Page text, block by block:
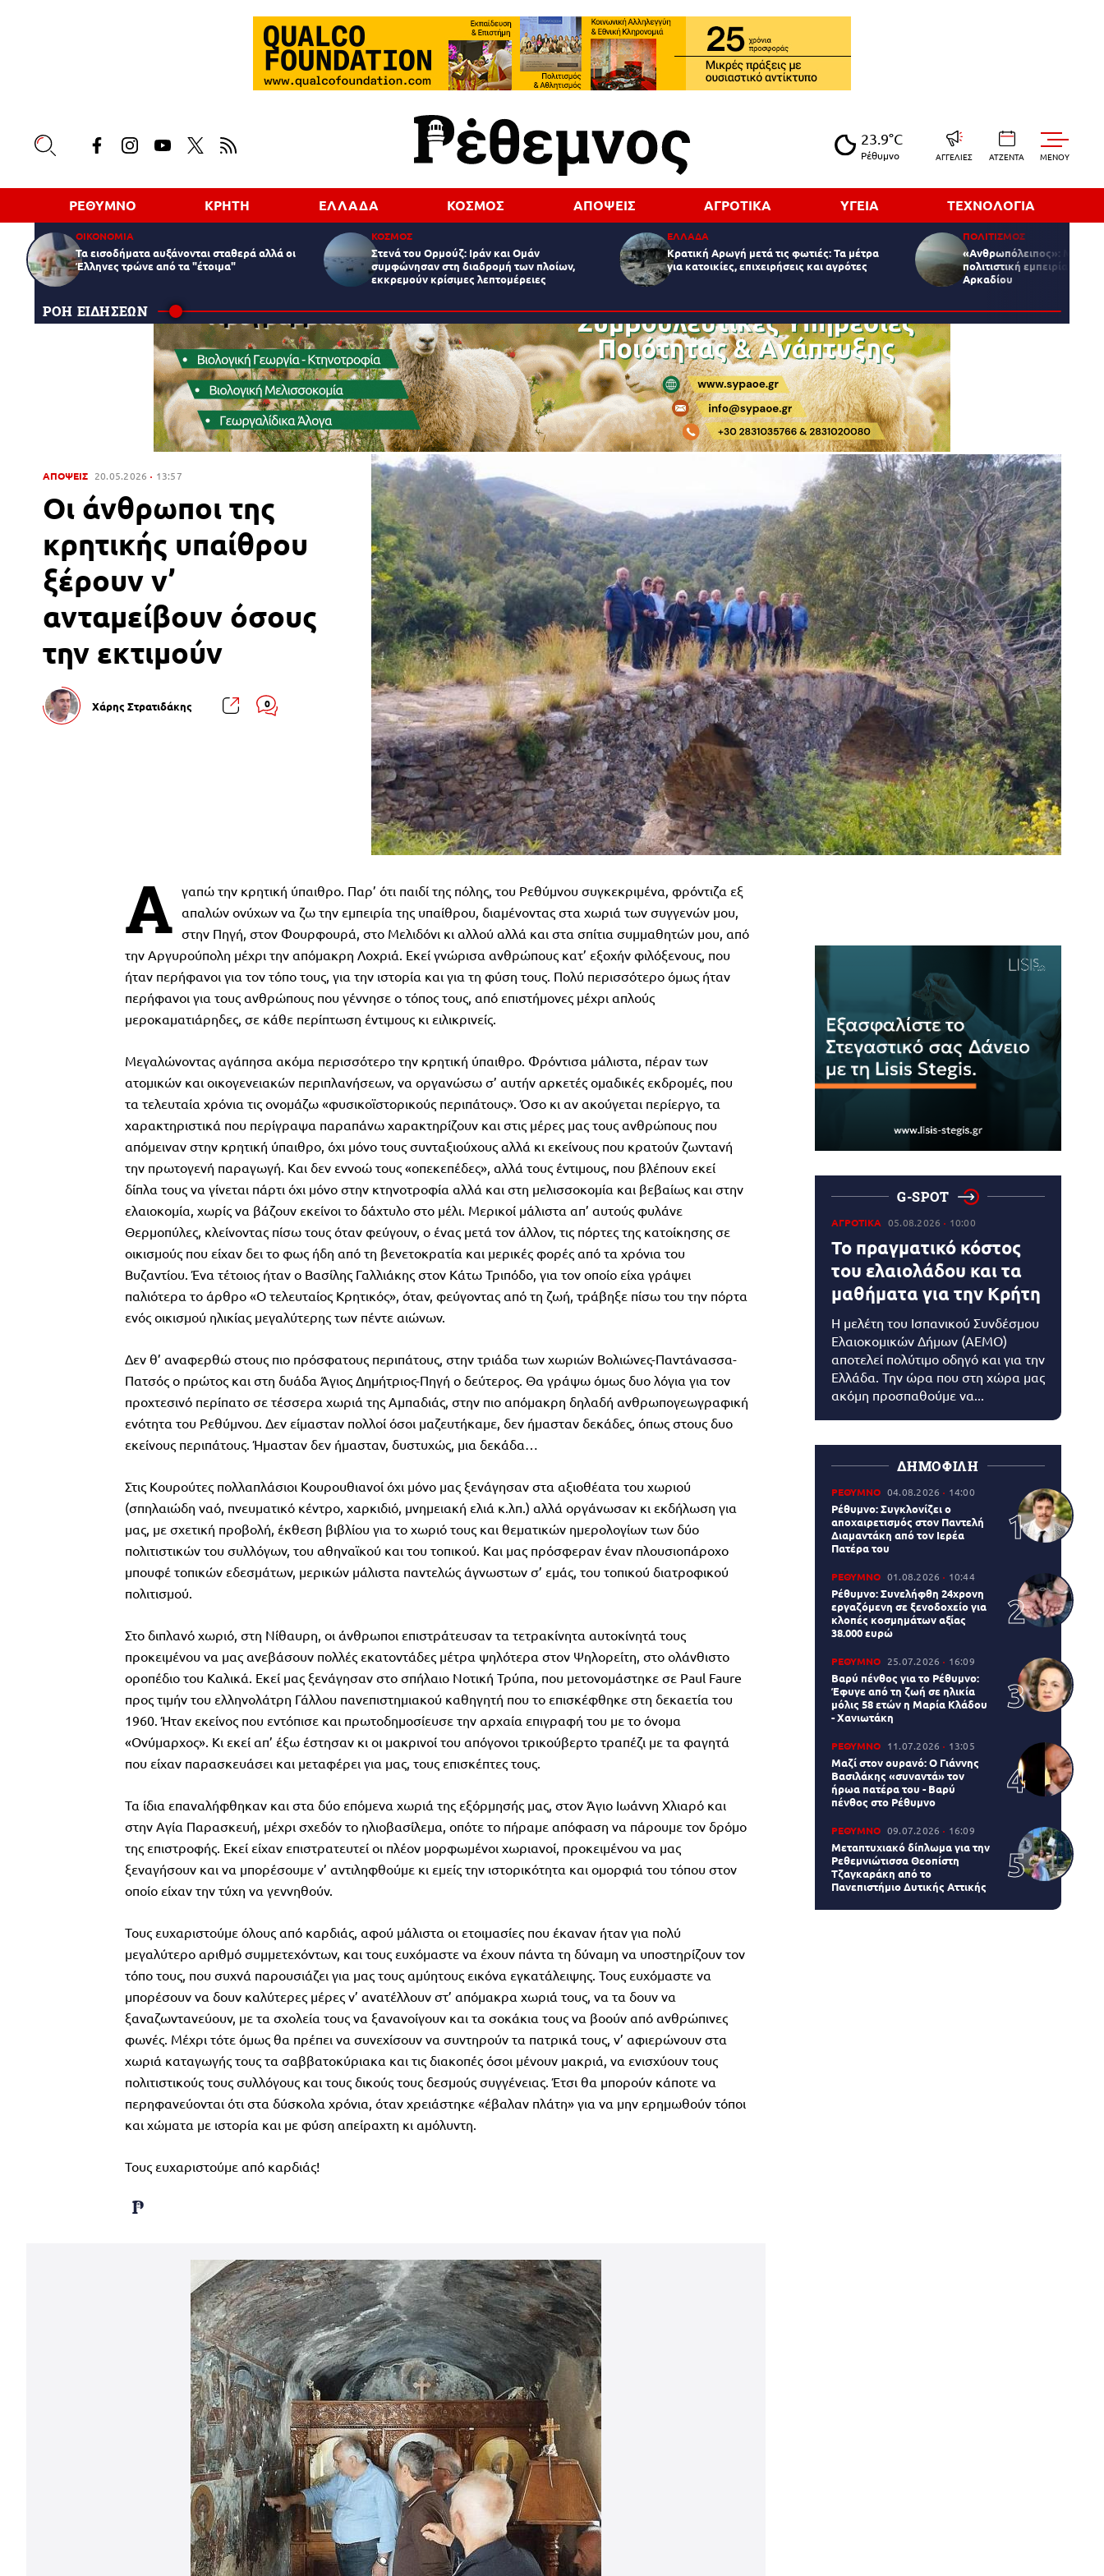
23.9°C
Ρέθυμνο ΑΓΓΕΛΙΕΣ ΑΤΖΕΝΤΑ
ΡΕΘΥΜΝΟ ΚΡΗΤΗ ΕΛΛΑΔΑ ΚΟΣΜΟΣ ΑΠΟΨΕΙΣ ΑΓΡΟΤΙΚΑ ΥΓΕΙΑ ΤΕΧΝΟΛΟΓΙΑ
ΟΙΚΟΝΟΜΙΑ
Τα εισοδήματα αυξάνονται σταθερά αλλά οι
Έλληνες τρώνε από τα "έτοιμα"
ΚΟΣΜΟΣ
Στενά του Ορμούζ: Ιράν και Ομάν
συμφώνησαν στη διαδρομή των πλοίων,
εκκρεμούν κρίσιμες λεπτομέρειες
ΕΛΛΑΔΑ
Κρατική Αρωγή μετά τις φωτιές: Τα μέτρα
για κατοικίες, επιχειρήσεις και αγρότες
ΠΟΛΙΤΙΣΜΟΣ
«Ανθρωπόλειπος»: Μια
πολιτιστική εμπειρία στην
Αρκαδίου
ΡΟΗ ΕΙΔΗΣΕΩΝ
MENOY
ΑΠΟΨΕΙΣ 20.05.2026 13:57
Οι άνθρωποι της
κρητικής υπαίθρου
ξέρουν ν’
ανταμείβουν όσους
την εκτιμούν
Χάρης Στρατιδάκης 0
Α γαπώ την κρητική ύπαιθρο. Παρ’ ότι παιδί της πόλης, του Ρεθύμνου συγκεκριμένα, φρόντιζα εξ
απαλών ονύχων να ζω την εμπειρία της υπαίθρου, διαμένοντας στα χωριά των συγγενών μου,
στην Πηγή, στον Φουρφουρά, στο Μελιδόνι κι αλλού αλλά και στα σπίτια συμμαθητών μου, από
την Αργυρούπολη μέχρι την απόμακρη Λοχριά. Εκεί γνώρισα ανθρώπους κατ’ εξοχήν φιλόξενους, που
ήταν περήφανοι για τον τόπο τους, για την ιστορία και για τη φύση τους. Πολύ περισσότερο όμως ήταν
περήφανοι για τους ανθρώπους που γέννησε ο τόπος τους, από επιστήμονες μέχρι απλούς
μεροκαματιάρηδες, σε κάθε περίπτωση έντιμους κι ειλικρινείς.
Μεγαλώνοντας αγάπησα ακόμα περισσότερο την κρητική ύπαιθρο. Φρόντισα μάλιστα, πέραν των
ατομικών και οικογενειακών περιπλανήσεων, να οργανώσω σ’ αυτήν αρκετές ομαδικές εκδρομές, που
τα τελευταία χρόνια τις ονομάζω «φυσικοϊστορικούς περιπάτους». Όσο κι αν ακούγεται περίεργο, τα
χαρακτηριστικά που περίγραψα παραπάνω χαρακτηρίζουν και στις μέρες μας τους ανθρώπους που
απόμειναν στην κρητική ύπαιθρο, όχι μόνο τους συνταξιούχους αλλά κι εκείνους που κρατούν ζωντανή
την πρωτογενή παραγωγή. Και δεν εννοώ τους «οπεκεπέδες», αλλά τους έντιμους, που βλέπουν εκεί
δίπλα τους να γίνεται πάρτι όχι μόνο στην κτηνοτροφία αλλά και στη μελισσοκομία και βεβαίως και στην
ελαιοκομία, χωρίς να βάζουν εκείνοι το δάχτυλο στο μέλι. Μερικοί μάλιστα απ’ αυτούς φυλάνε
Θερμοπύλες, κλείνοντας πίσω τους όταν φεύγουν, ο ένας μετά τον άλλον, τις πόρτες της κατοίκησης σε
οικισμούς που είχαν δει το φως ήδη από τη βενετοκρατία και μερικές φορές από τα χρόνια του
Βυζαντίου. Ένα τέτοιος ήταν ο Βασίλης Γαλλιάκης στον Κάτω Τριπόδο, για τον οποίο είχα γράψει
παλιότερα το άρθρο «Ο τελευταίος Κρητικός», όταν, φεύγοντας από τη ζωή, τράβηξε πίσω του την πόρτα
ενός οικισμού ηλικίας μεγαλύτερης των πέντε αιώνων.
Δεν θ’ αναφερθώ στους πιο πρόσφατους περιπάτους, στην τριάδα των χωριών Βολιώνες-Παντάνασσα-
Πατσός ο πρώτος και στη δυάδα Άγιος Δημήτριος-Πηγή ο δεύτερος. Θα γράψω όμως δυο λόγια για τον
προχτεσινό περίπατο σε τέσσερα χωριά της Αμπαδιάς, στην πιο απόμακρη δηλαδή ανθρωπογεωγραφική
ενότητα του Ρεθύμνου. Δεν είμασταν πολλοί όσοι μαζευτήκαμε, δεν ήμασταν δεκάδες, όπως στους δυο
εκείνους περιπάτους. Ήμασταν δεν ήμασταν, δυστυχώς, μια δεκάδα…
Στις Κουρούτες πολλαπλάσιοι Κουρουθιανοί όχι μόνο μας ξενάγησαν στα αξιοθέατα του χωριού
(σπηλαιώδη ναό, πνευματικό κέντρο, χαρκιδιό, μνημειακή ελιά κ.λπ.) αλλά οργάνωσαν κι εκδήλωση για
μας, με σχετική προβολή, έκθεση βιβλίου για το χωριό τους και θεματικών ημερολογίων των δύο
πολιτιστικών του συλλόγων, του αθηναϊκού και του τοπικού. Και μας πρόσφεραν έναν πλουσιοπάροχο
μπουφέ τοπικών εδεσμάτων, μερικών μάλιστα παντελώς άγνωστων σ’ εμάς, του τοπικού διατροφικού
πολιτισμού.
Στο διπλανό χωριό, στη Νίθαυρη, οι άνθρωποι επιστράτευσαν τα τετρακίνητα αυτοκίνητά τους
προκειμένου να μας ανεβάσουν πολλές εκατοντάδες μέτρα ψηλότερα στον Ψηλορείτη, στο ολάνθιστο
οροπέδιο του Καλικά. Εκεί μας ξενάγησαν στο σπήλαιο Νοτική Τρύπα, που μετονομάστηκε σε Paul Faure
προς τιμήν του ελληνολάτρη Γάλλου πανεπιστημιακού καθηγητή που το επισκέφθηκε στη δεκαετία του
1960. Ήταν εκείνος που εντόπισε και πρωτοδημοσίευσε την αρχαία επιγραφή του με το όνομα
«Ονύμαρχος». Κι εκεί απ’ έξω έστησαν κι οι μακρινοί του απόγονοι τρικούβερτο τραπέζι με τα φαγητά
που είχαν παρασκευάσει και μεταφέρει για μας, τους επισκέπτες τους.
Τα ίδια επαναλήφθηκαν και στα δύο επόμενα χωριά της εξόρμησής μας, στον Άγιο Ιωάννη Χλιαρό και
στην Αγία Παρασκευή, μέχρι σχεδόν το ηλιοβασίλεμα, οπότε το πήραμε απόφαση να πάρουμε τον δρόμο
της επιστροφής. Εκεί είχαν επιστρατευτεί οι πλέον μορφωμένοι χωριανοί, προκειμένου να μας
ξεναγήσουν και να μπορέσουμε ν’ αντιληφθούμε κι εμείς την ιστορικότητα και ομορφιά του τόπου στον
οποίο είχαν την τύχη να γεννηθούν.
Τους ευχαριστούμε όλους από καρδιάς, αφού μάλιστα οι ετοιμασίες που έκαναν ήταν για πολύ
μεγαλύτερο αριθμό συμμετεχόντων, και τους ευχόμαστε να έχουν πάντα τη δύναμη να υποστηρίζουν τον
τόπο τους, που συχνά παρουσιάζει για μας τους αμύητους εικόνα εγκατάλειψης. Τους ευχόμαστε να
μπορέσουν να δουν καλύτερες μέρες ν’ ανατέλλουν στ’ απόμακρα χωριά τους, να τα δουν να
ξαναζωντανεύουν, με τα σχολεία τους να ξανανοίγουν και τα σοκάκια τους να βοούν από ανθρώπινες
φωνές. Μέχρι τότε όμως θα πρέπει να συνεχίσουν να συντηρούν τα πατρικά τους, ν’ αφιερώνουν στα
χωριά καταγωγής τους τα σαββατοκύριακα και τις διακοπές όσοι μένουν μακριά, να ενισχύουν τους
πολιτιστικούς τους συλλόγους και τους δικούς τους δεσμούς συγγένειας. Έτσι θα μπορούν κάποτε να
περηφανεύονται ότι στα δύσκολα χρόνια, όταν χρειάστηκε «έβαλαν πλάτη» για να μην ερημωθούν τόποι
και χώματα με ιστορία και με φύση απείραχτη κι αμόλυντη.
Τους ευχαριστούμε από καρδιάς!
G-SPOT
ΑΓΡΟΤΙΚΑ 05.08.2026 10:00
Το πραγματικό κόστος
του ελαιολάδου και τα
μαθήματα για την Κρήτη
Η μελέτη του Ισπανικού Συνδέσμου
Ελαιοκομικών Δήμων (AEMO)
αποτελεί πολύτιμο οδηγό και για την
Ελλάδα. Την ώρα που στη χώρα μας
ακόμη προσπαθούμε να...
ΔΗΜΟΦΙΛΗ
ΡΕΘΥΜΝΟ 04.08.2026 14:00
Ρέθυμνο: Συγκλονίζει ο
αποχαιρετισμός στον Παντελή
Διαμαντάκη από τον Ιερέα
Πατέρα του
ΡΕΘΥΜΝΟ 01.08.2026 10:44
Ρέθυμνο: Συνελήφθη 24χρονη
εργαζόμενη σε ξενοδοχείο για
κλοπές κοσμημάτων αξίας
38.000 ευρώ
ΡΕΘΥΜΝΟ 25.07.2026 16:09
Βαρύ πένθος για το Ρέθυμνο:
Έφυγε από τη ζωή σε ηλικία
μόλις 58 ετών η Μαρία Κλάδου
- Χανιωτάκη
ΡΕΘΥΜΝΟ 11.07.2026 13:05
Μαζί στον ουρανό: Ο Γιάννης
Βασιλάκης «συναντά» τον
ήρωα πατέρα του - Βαρύ
πένθος στο Ρέθυμνο
ΡΕΘΥΜΝΟ 09.07.2026 16:09
Μεταπτυχιακό δίπλωμα για την
Ρεθεμνιώτισσα Θεοπίστη
Τζαγκαράκη από το
Πανεπιστήμιο Δυτικής Αττικής